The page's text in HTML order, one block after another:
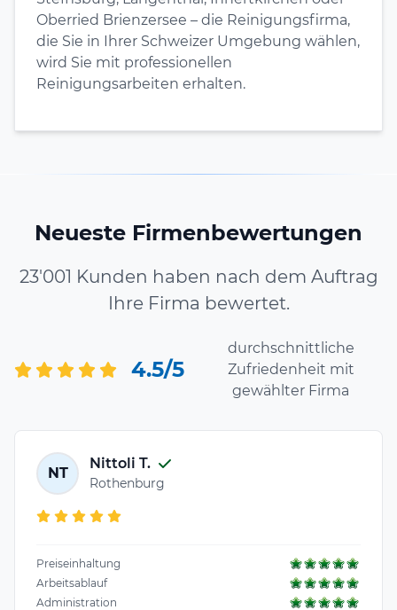
Oberried Brienzersee – die Reinigungsfirma,
die Sie in Ihrer Schweizer Umgebung wählen,
wird Sie mit professionellen
Reinigungsarbeiten erhalten.
Neueste Firmenbewertungen
23'001 Kunden haben nach dem Auftrag
Ihre Firma bewertet.
4.5/5
durchschnittliche
Zufriedenheit mit
gewählter Firma
NT
Nittoli T.
Rothenburg
Preiseinhaltung
Arbeitsablauf
Administration